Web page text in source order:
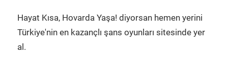
Hayat Kısa, Hovarda Yaşa! diyorsan hemen yerini
Türkiye'nin en kazançlı şans oyunları sitesinde yer
al.